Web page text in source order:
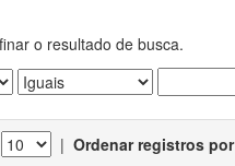
o resultado de busca.
| Ordenar registros por